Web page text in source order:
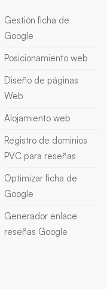
Gestión ficha de
Google
Posicionamiento web
Diseño de páginas
Web
Alojamiento web
Registro de dominios
PVC para reseñas
Optimizar ficha de
Google
Generador enlace
reseñas Google